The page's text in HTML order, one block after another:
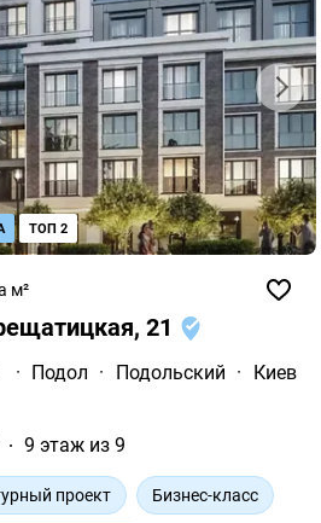
м²
21
· Подол · Подольский ·
Киев
9 этаж из 9
проект Бизнес-класс
ТОП 2